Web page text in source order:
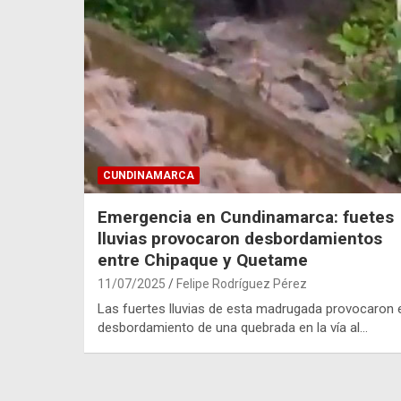
CUNDINAMARCA
Emergencia en Cundinamarca: fuetes
lluvias provocaron desbordamientos
entre Chipaque y Quetame
11/07/2025 Felipe Rodríguez Pérez
Las fuertes lluvias de esta madrugada provocaron
desbordamiento de una quebrada en la vía al…